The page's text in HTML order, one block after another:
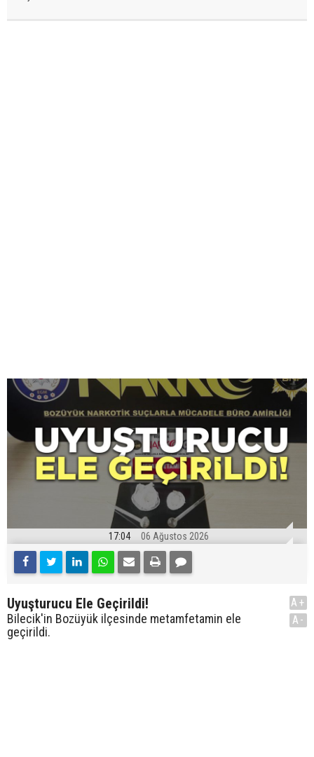
17:04 06 Ağustos 2026
Uyuşturucu Ele Geçirildi!
Bilecik'in Bozüyük ilçesinde metamfetamin ele
geçirildi.
A+
A-